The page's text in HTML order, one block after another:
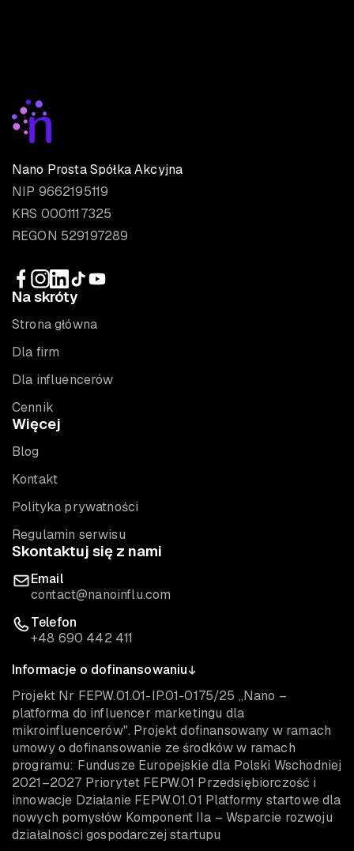
Nano Prosta Spółka Akcyjna
NIP 9662195119
KRS 0001117325
REGON 529197289
Na skróty
Strona główna
Dla firm
Dla influencerów
Cennik
Więcej
Blog
Kontakt
Polityka prywatności
Regulamin serwisu
Skontaktuj się z nami
Email
contact@nanoinflu.com
Telefon
+48 690 442 411
Informacje o dofinansowaniu
Projekt Nr FEPW.01.01-IP.01-0175/25 „Nano –
platforma do influencer marketingu dla
mikroinfluencerów". Projekt dofinansowany w ramach
umowy o dofinansowanie ze środków w ramach
programu: Fundusze Europejskie dla Polski Wschodniej
2021–2027 Priorytet FEPW.01 Przedsiębiorczość i
innowacje Działanie FEPW.01.01 Platformy startowe dla
nowych pomysłów Komponent IIa – Wsparcie rozwoju
działalności gospodarczej startupu